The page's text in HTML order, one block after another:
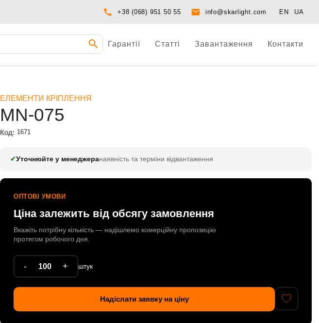
+38 (068) 951 50 55 info@skarlight.com EN UA
Гарантії Статті Завантаження Контакти
ЕЛЕМЕНТИ КРІПЛЕННЯ
MN-075
Код: 1671
✔Уточнюйте у менеджеранаявність та терміни відвантаження
ОПТОВІ УМОВИ
Ціна залежить від обсягу замовлення
Вкажіть потрібну кількість — надішлемо комерційну пропозицію
протягом робочого дня.
- + штук
Надіслати заявку на ціну